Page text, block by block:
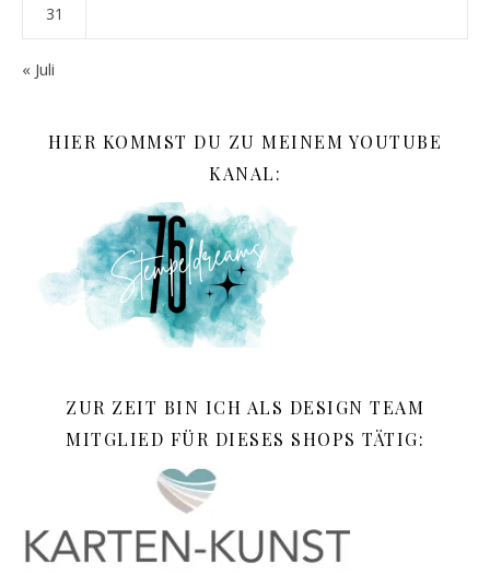
31
« Juli
HIER KOMMST DU ZU MEINEM YOUTUBE
KANAL:
ZUR ZEIT BIN ICH ALS DESIGN TEAM
MITGLIED FÜR DIESES SHOPS TÄTIG: